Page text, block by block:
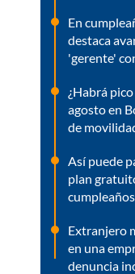
En
destaca
'gerente'
¿Habrá
agosto en
de
Así puede
plan
Extranjero
en una
denuncia